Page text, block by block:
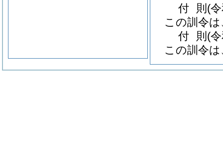
付 則 (
この訓令
付 則 (
この訓令